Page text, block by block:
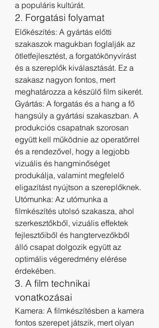
a populáris kultúrát.
2. Forgatási folyamat
Előkészítés: A gyártás előtti
szakaszok magukban foglalják az
ötletfejlesztést, a forgatókönyvírást
és a szereplők kiválasztását. Ez a
szakasz nagyon fontos, mert
meghatározza a készülő film sikerét.
Gyártás: A forgatás és a hang a fő
hangsúly a gyártási szakaszban. A
produkciós csapatnak szorosan
együtt kell működnie az operatőrrel
és a rendezővel, hogy a legjobb
vizuális és hangminőséget
produkálja, valamint megfelelő
eligazítást nyújtson a szereplőknek.
Utómunka: Az utómunka a
filmkészítés utolsó szakasza, ahol
szerkesztőkből, vizuális effektek
fejlesztőiből és hangtervezőkből
álló csapat dolgozik együtt az
optimális végeredmény elérése
érdekében.
3. A film technikai
vonatkozásai
Kamera: A filmkészítésben a kamera
fontos szerepet játszik, mert olyan